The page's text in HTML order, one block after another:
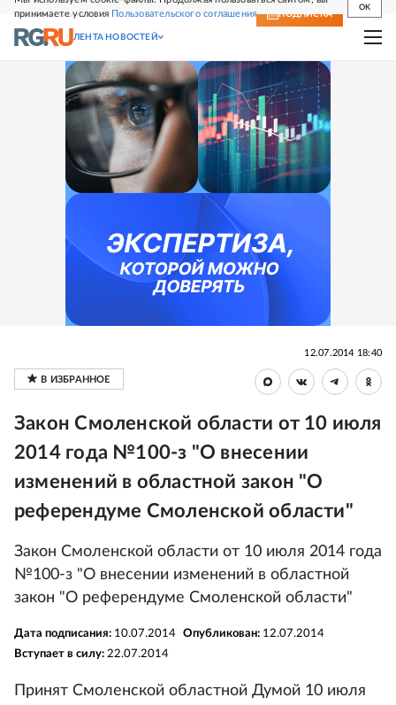
принимаете условия Пользовательского соглашения
OK
СВЕЖИЙ НОМЕР ПОДПИСКА
ЛЕНТА НОВОСТЕЙ
12.07.2014 18:40
Закон Смоленской области от 10 июля
2014 года №100-з "О внесении
изменений в областной закон "О
референдуме Смоленской области"
Закон Смоленской области от 10 июля 2014 года
№100-з "О внесении изменений в областной
закон "О референдуме Смоленской области"
Дата подписания: 10.07.2014 Опубликован: 12.07.2014
Вступает в силу: 22.07.2014
Принят Смоленской областной Думой 10 июля